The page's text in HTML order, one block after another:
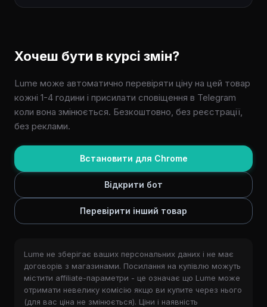
Хочеш бути в курсі змін?
Lume може автоматично перевіряти ціну на цей товар
кожні 1-4 години і присилати сповіщення в Telegram
коли вона змінюється. Безкоштовно, без реєстрації,
без реклами.
Встановити для Chrome
Відкрити бот
Перевірити інший товар
Lume не зберігає ваших персональних даних і не має
договорів з магазинами. Посилання на купівлю можуть
містити affiliate-параметри - це означає що Lume може
отримати невелику комісію якщо ви купите через нього
(для вас ціна не змінюється). Ціни і наявність